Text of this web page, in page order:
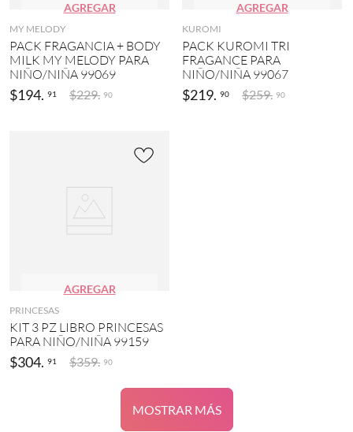
AGREGAR
MY MELODY
PACK FRAGANCIA + BODY
MILK MY MELODY PARA
NIÑO/NIÑA 99069
$194. 91 $229. 90
AGREGAR
KUROMI
PACK KUROMI TRI
FRAGANCE PARA
NIÑO/NIÑA 99067
$219. 90 $259. 90
AGREGAR
PRINCESAS
KIT 3 PZ LIBRO PRINCESAS
PARA NIÑO/NIÑA 99159
$304. 91 $359. 90
MOSTRAR MÁS